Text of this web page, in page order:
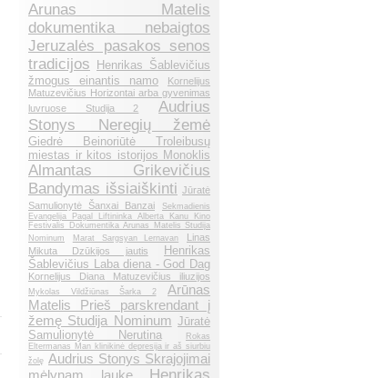
Arunas Matelis
dokumentika nebaigtos
Jeruzalės pasakos senos
tradicijos
Henrikas Šablevičius
žmogus einantis namo
Kornelijus
Matuzevičius Horizontai arba gyvenimas
luvruose Studija 2
Audrius
Stonys Neregių žemė
Giedrė Beinoriūtė Troleibusų
miestas ir kitos istorijos Monoklis
Almantas Grikevičius
Bandymas išsiaiškinti Jūratė
Samulionytė Šanxai Banzai
Sekmadienis
Evangelija Pagal Liftininka Alberta Kanu Kino
Festivalis Dokumentika Arunas Matelis Studija
Nominum
Marat Sargsyan Lernavan
Linas
Mikuta Dzūkijos jautis
Henrikas
Šablevičius Laba diena - God Dag
Kornelijus Diana Matuzevičius iliuzijos
Mykolas Vildžiūnas Šarka 2
Arūnas
Matelis Prieš parskrendant į
žemę Studija Nominum Jūratė
Samulionytė Nerutina
Rokas
Eltermanas Man klinikinė depresija ir aš siurbiu
žolę Audrius Stonys Skrajojimai
mėlynam lauke